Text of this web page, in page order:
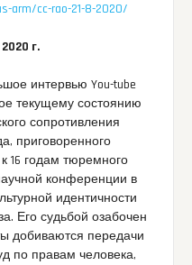
arm/cc-rao-21-8-2020/
г.
интервью You-tube
текущему состоянию
сопротивления
приговоренного
16 годам тюремного
конференции в
идентичности
Его судьбой озабочен
добиваются передачи
по правам человека,